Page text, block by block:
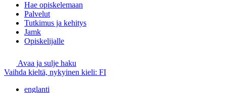
Hae opiskelemaan
Palvelut
Tutkimus ja kehitys
Jamk
Opiskelijalle
Avaa ja sulje haku
Vaihda kieltä, nykyinen kieli: FI
englanti